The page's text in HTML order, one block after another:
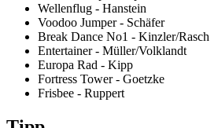
Wellenflug - Hanstein
Voodoo Jumper - Schäfer
Break Dance No1 - Kinzler/Rasch
Entertainer - Müller/Volklandt
Europa Rad - Kipp
Fortress Tower - Goetzke
Frisbee - Ruppert